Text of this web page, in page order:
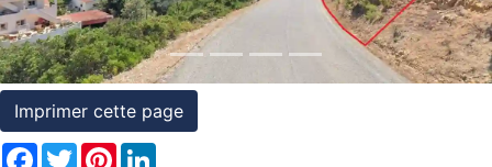
conditions
Témoignages
Conseils
Juridiques
Imprimer cette page
Facebook
TwitterPinterest